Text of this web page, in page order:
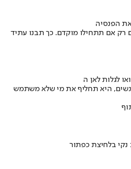
את הפנסיה
רק אם תתחילו מוקדם. כך תבנו עתיד
היא תחליף את מי שלא משתמש
בלחיצת כפתור